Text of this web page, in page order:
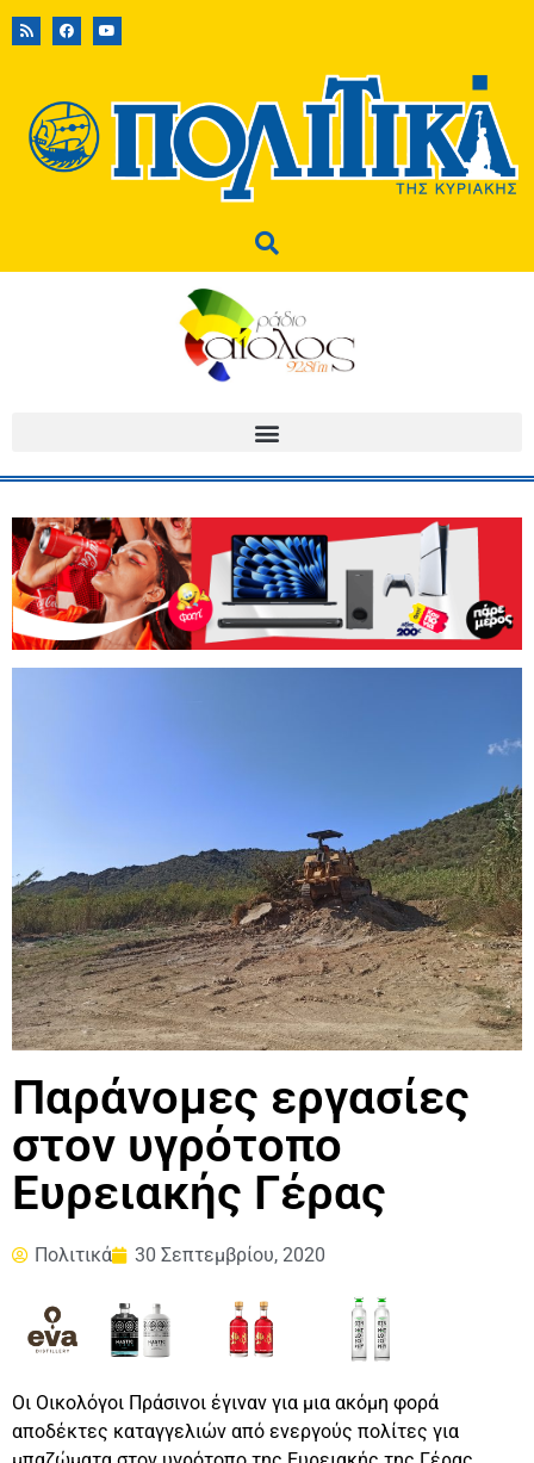
Παράνομες εργασίες
στον υγρότοπο
Ευρειακής Γέρας
Πολιτικά 30 Σεπτεμβρίου, 2020
Οι Οικολόγοι Πράσινοι έγιναν για μια ακόμη φορά
αποδέκτες καταγγελιών από ενεργούς πολίτες για